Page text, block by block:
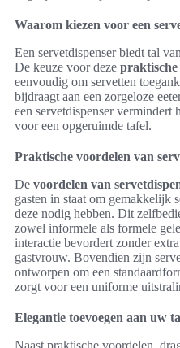
Waarom kiezen voor een
Een servetdispenser biedt tal
De keuze voor deze praktische
eenvoudig om servetten
bijdraagt aan een zorgeloze
een servetdispenser vermindert
voor een opgeruimde tafel.
Praktische voordelen van
De voordelen van
gasten in staat om gemakkelijk
deze nodig hebben. Dit
zowel informele als formele
interactie bevordert zonder
gastvrouw. Bovendien zijn
ontworpen om een
zorgt voor een uniforme
Elegantie toevoegen aan uw
Naast praktische voordelen,